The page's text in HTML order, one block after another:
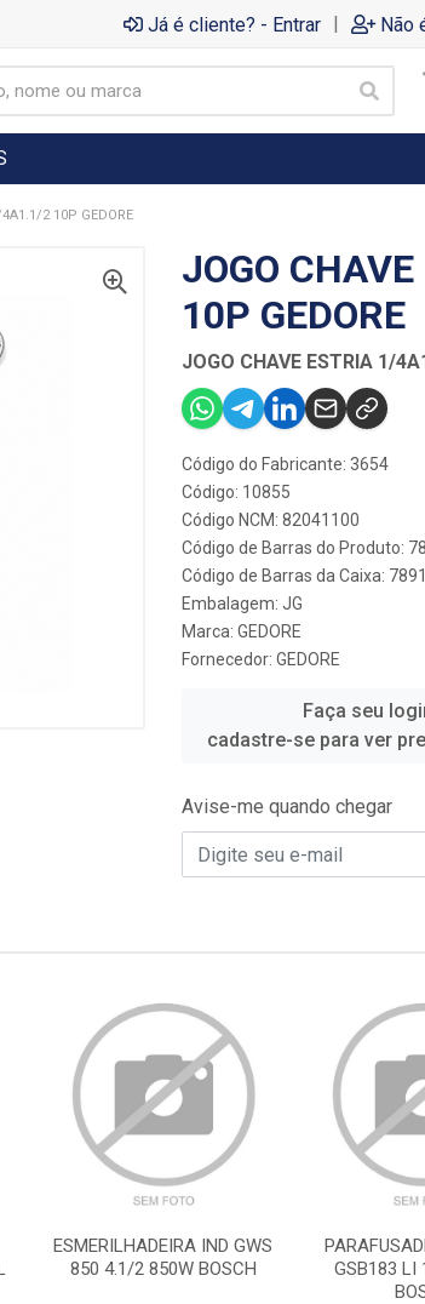
Já é cliente? - Entrar | Não
2 10P GEDORE
JOGO
10P GEDORE
JOGO CHAVE ESTRIA 1/
Código do Fabricante: 3654
Código: 10855
Código NCM: 82041100
Código de Barras do Produto:
Código de Barras da Caixa:
Embalagem: JG
Marca: GEDORE
Fornecedor: GEDORE
Faça seu
cadastre-se para ver
Avise-me quando chegar
ESMERILHADEIRA IND GWS
850 4.1/2 850W BOSCH
GSB183 LI